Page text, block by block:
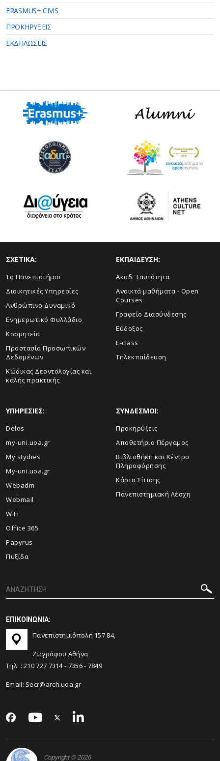
ERASMUS+ CIVIS
ΠΡΟΚΗΡΥΞΕΙΣ
ΕΚΔΗΛΩΣΕΙΣ
ΣΧΕΤΙΚΑ:
Το Πανεπιστήμιο
Διοικητικές Υπηρεσίες
Ανθρώπινο Δυναμικό
Ενημερωτικό Φυλλάδιο
Κοσμητεία
Προστασία Προσωπικών
Δεδομένων
Κώδικας Δεοντολογίας και
καλής πρακτικής
ΕΚΠΑΙΔΕΥΣΗ:
Ακαδ. Ταυτότητα
Ανοικτά μαθήματα - Open
Courses
Γραφείο Διασύνδεσης
Εύδοξος
E-class
Τηλεκπαίδευση
ΥΠΗΡΕΣΙΕΣ:
Delos
my-uni.uoa.gr
My stydies
My-uni.uoa.gr
Webadm
Webmail
WiFi
Office 365
Papyrus
Πυξίδα
ΣΥΝΔΕΣΜΟΙ:
Προκηρύξεις
Αποθετήριο Πέργαμος
Βιβλιοθήκη και Κέντρο
Πληροφόρησης
Kάρτα Σίτισης
Πανεπιστημιακή Λέσχη
ΕΠΙΚΟΙΝΩΝΙΑ:
Πανεπιστημιόπολη 157 84,
Ζωγράφου Αθήνα
Τηλ. :210 727 7314- 7356- 7849
Email: Secr@arch.uoa.gr
Copyright © 2026